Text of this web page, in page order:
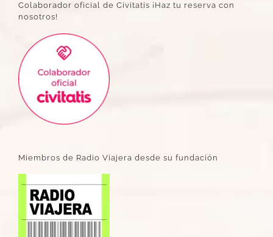
Colaborador oficial de Civitatis ¡Haz tu reserva con
nosotros!
Miembros de Radio Viajera desde su fundación